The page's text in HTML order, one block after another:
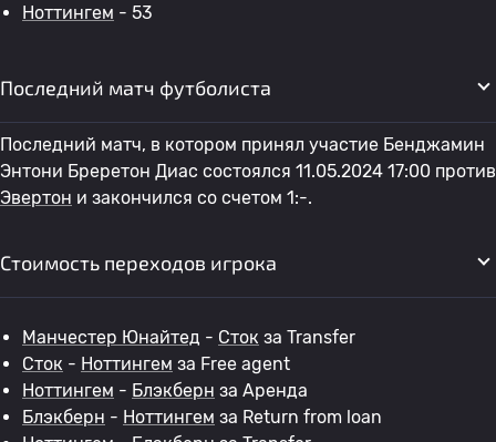
Ноттингем - 53
Последний матч футболиста
Последний матч, в котором принял участие Бенджамин
Энтони Бреретон Диас состоялся 11.05.2024 17:00 против
Эвертон и закончился со счетом 1:-.
Стоимость переходов игрока
Манчестер Юнайтед - Сток за Transfer
Сток - Ноттингем за Free agent
Ноттингем - Блэкберн за Аренда
Блэкберн - Ноттингем за Return from loan